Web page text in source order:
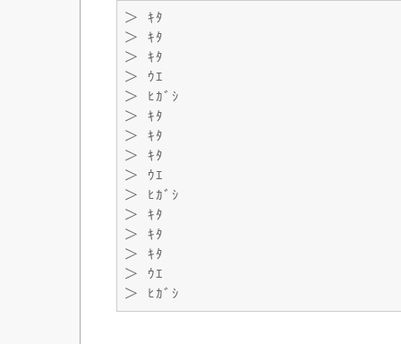
＞ ｷﾀ
＞ ｷﾀ
＞ ｷﾀ
＞ ｳｴ
＞ ﾋｶﾞｼ
＞ ｷﾀ
＞ ｷﾀ
＞ ｷﾀ
＞ ｳｴ
＞ ﾋｶﾞｼ
＞ ｷﾀ
＞ ｷﾀ
＞ ｷﾀ
＞ ｳｴ
＞ ﾋｶﾞｼ